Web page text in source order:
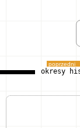
poprzedni
okresy